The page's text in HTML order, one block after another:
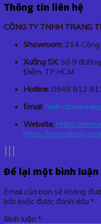
Thông tin liên hệ
CÔNG TY TNHH TRANG
Showroom: 214 Cộng
Xưởng SX: Số 9
Điểm, TP.HCM
Hotline: 0948 812
Email:
Website: https://
https://
Để lại một bình luận
Email của bạn sẽ không
bắt buộc được đánh dấu *
Bình luận *